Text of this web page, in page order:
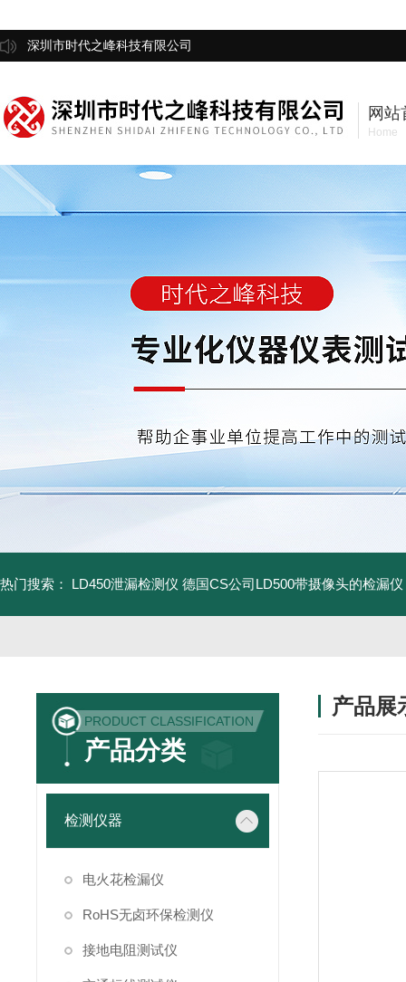
深圳市时代之峰科技有限公司
网站
Home
热门搜索： LD450泄漏检测仪 德国CS公司LD500带摄像头的检漏仪
PRODUCT CLASSIFICATION
产品分类
检测仪器
电火花检漏仪
RoHS无卤环保检测仪
接地电阻测试仪
产品展